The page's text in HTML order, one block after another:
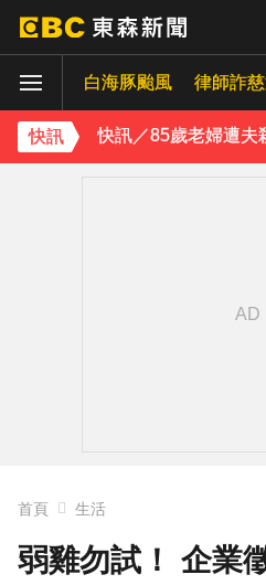
白海豚颱風 律師詐
快訊
白海豚進逼沖繩鹿兒
快訊／85歲老婦遭夫
首頁 生活
弱雞勿試！ 企業